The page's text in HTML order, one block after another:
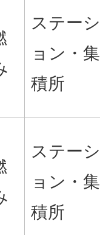
ステーシ
ョン・集
積所
ステーシ
ョン・集
積所